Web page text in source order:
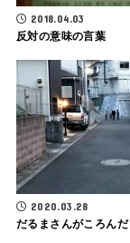
2018.04.03
反対の意味の言葉
2020.03.28
だるまさんがころんだ